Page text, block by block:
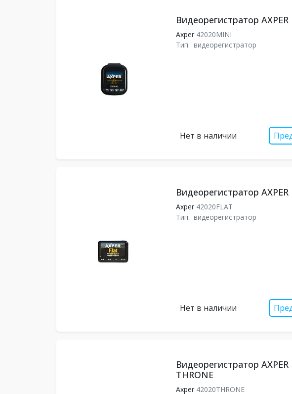
Видеорегистратор
Axper42020MINI
Тип: видеорегистратор
Нет в наличии
Видеорегистратор AXPER
Axper42020FLAT
Тип: видеорегистратор
Нет в наличии
Видеорегистратор AXPER
THRONE
Axper42020THRONE